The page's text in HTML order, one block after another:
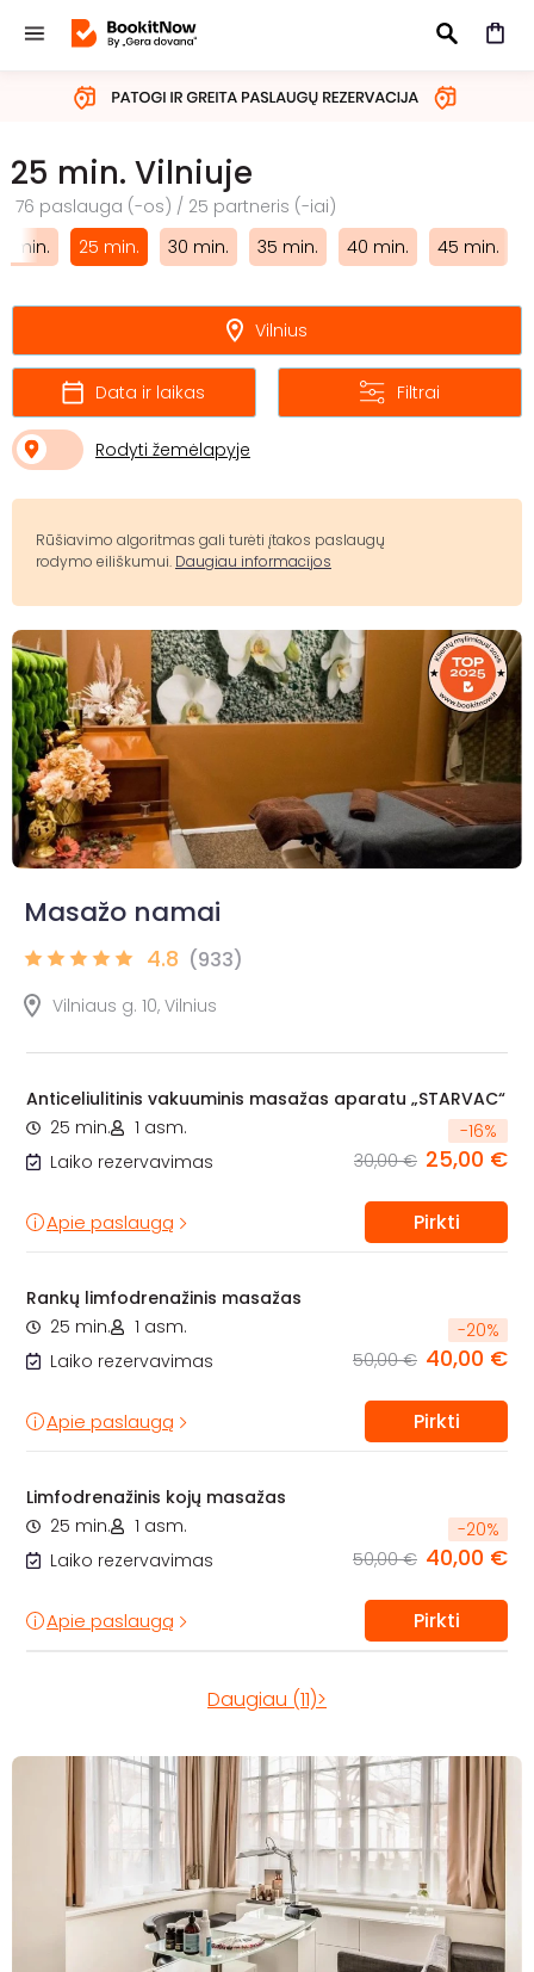
IEŠKOTI
25 min. Vilniuje
76 paslauga (-os) / 25 partneris (-iai)
min.
25 min. 30 min. 35 min. 40 min. 45 min.
Vilnius
Data ir laikas Filtrai
Rodyti žemėlapyje
Rūšiavimo algoritmas gali turėti įtakos paslaugų
rodymo eiliškumui. Daugiau informacijos
Masažo namai
4.8 (933)
Vilniaus g. 10, Vilnius
Anticeliulitinis vakuuminis masažas aparatu „STARVAC“
25 min.
1 asm.
Laiko rezervavimas
-16%
30,00 € 25,00 €
Apie paslaugą Pirkti
Rankų limfodrenažinis masažas
25 min.
1 asm.
Laiko rezervavimas
-20%
50,00 € 40,00 €
Apie paslaugą Pirkti
Limfodrenažinis kojų masažas
25 min.
1 asm.
Laiko rezervavimas
-20%
50,00 € 40,00 €
Apie paslaugą Pirkti
Daugiau (11)>